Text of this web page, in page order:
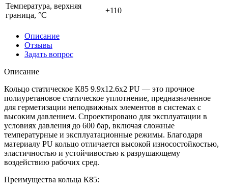
Температура, верхняя
граница, °C
+110
Описание
Отзывы
Задать вопрос
Описание
Кольцо статическое К85 9.9x12.6x2 PU — это прочное
полиуретановое статическое уплотнение, предназначенное
для герметизации неподвижных элементов в системах с
высоким давлением. Спроектировано для эксплуатации в
условиях давления до 600 бар, включая сложные
температурные и эксплуатационные режимы. Благодаря
материалу PU кольцо отличается высокой износостойкостью,
эластичностью и устойчивостью к разрушающему
воздействию рабочих сред.
Преимущества кольца К85: